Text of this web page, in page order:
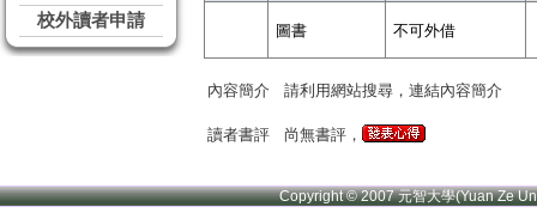
校外讀者申請
圖書 不可外借
內容簡介 請利用網站搜尋，連結內容簡介
讀者書評 尚無書評，
Copyright © 2007 元智大學(Yuan Ze